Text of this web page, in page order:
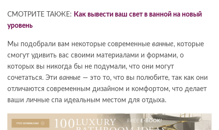
СМОТРИТЕ ТАКЖЕ: Как вывести ваш свет в ванной на новый
уровень
Мы подобрали вам некоторые современные ванные, которые
смогут удивить вас своими материалами и формами, о
которых вы никогда бы не подумали, что они могут
сочетаться. Эти ванные — это то, что вы полюбите, так как они
отличаются современным дизайном и комфортом, что делает
ваши личные спа идеальным местом для отдыха.